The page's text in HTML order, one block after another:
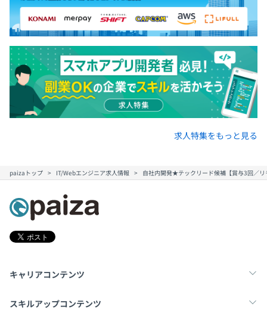
求人特集をもっと見る
paizaトップ IT/Webエンジニア求人情報 自社内開発★テックリード候補【賞与3回／
キャリアコンテンツ
転職・キャリア
スキルアップコンテンツ